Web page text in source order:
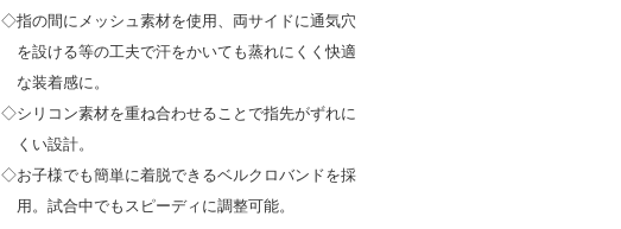
◇指の間にメッシュ素材を使用、両サイドに通気穴
を設ける等の工夫で汗をかいても蒸れにくく快適
な装着感に。
◇シリコン素材を重ね合わせることで指先がずれに
くい設計。
◇お子様でも簡単に着脱できるベルクロバンドを採
用。試合中でもスピーディに調整可能。